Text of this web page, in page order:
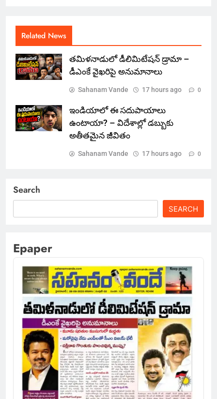
Related News
తమిళనాడులో డీలిమిటేషన్ డ్రామా –
డీఎంకే వైఖరిపై అనుమానాలు
Sahanam Vande 17 hours ago 0
ఇండియాలో‌ ఈ సదుపాయాలు
ఉంటాయా? – విదేశాల్లో డబ్బుకు
అతీతమైన జీవితం
Sahanam Vande 17 hours ago 0
Search
SEARCH
Epaper